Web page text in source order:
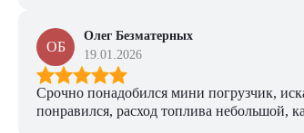
ОБ
Олег Безматерных
19.01.2026
Срочно понадобился мини погрузчик,
понравился, расход топлива небольшой,